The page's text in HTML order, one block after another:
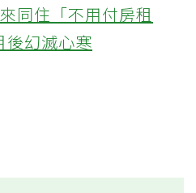
同住「不用付房租
後幻滅心寒